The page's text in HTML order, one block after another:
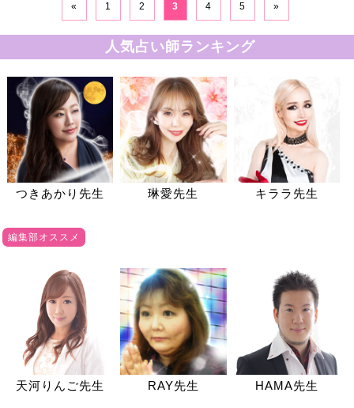
« 1 2 3 4 5 »
人気占い師ランキング
つきあかり先生 琳愛先生 キララ先生
編集部オススメ
天河りんご先生 RAY先生 HAMA先生